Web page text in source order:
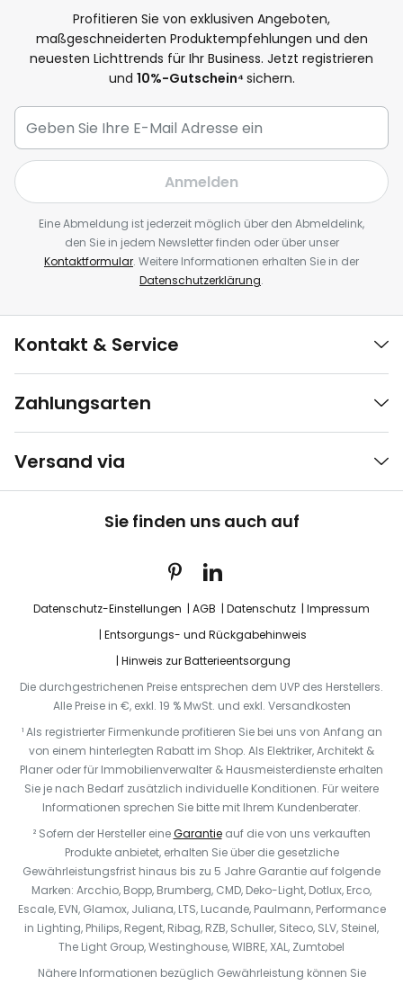
Profitieren Sie von exklusiven Angeboten,
maßgeschneiderten Produktempfehlungen und den
neuesten Lichttrends für Ihr Business. Jetzt registrieren
und 10%-Gutschein⁴ sichern.
Anmelden
Eine Abmeldung ist jederzeit möglich über den Abmeldelink,
den Sie in jedem Newsletter finden oder über unser
Kontaktformular. Weitere Informationen erhalten Sie in der
Datenschutzerklärung.
Kontakt & Service
Zahlungsarten
Versand via
Sie finden uns auch auf
Datenschutz-Einstellungen AGB Datenschutz
Impressum
Entsorgungs- und Rückgabehinweis
Hinweis zur Batterieentsorgung
Die durchgestrichenen Preise entsprechen dem UVP des Herstellers.
Alle Preise in €, exkl. 19 % MwSt. und exkl. Versandkosten
¹ Als registrierter Firmenkunde profitieren Sie bei uns von Anfang an
von einem hinterlegten Rabatt im Shop. Als Elektriker, Architekt &
Planer oder für Immobilienverwalter & Hausmeisterdienste erhalten
Sie je nach Bedarf zusätzlich individuelle Konditionen. Für weitere
Informationen sprechen Sie bitte mit Ihrem Kundenberater.
² Sofern der Hersteller eineGarantieauf die von uns verkauften
Produkte anbietet, erhalten Sie über die gesetzliche
Gewährleistungsfrist hinaus bis zu 5 Jahre Garantie auf folgende
Marken: Arcchio, Bopp, Brumberg, CMD, Deko-Light, Dotlux, Erco,
Escale, EVN, Glamox, Juliana, LTS, Lucande, Paulmann, Performance
in Lighting, Philips, Regent, Ribag, RZB, Schuller, Siteco, SLV, Steinel,
The Light Group, Westinghouse, WIBRE, XAL, Zumtobel
Nähere Informationen bezüglich Gewährleistung können Sie